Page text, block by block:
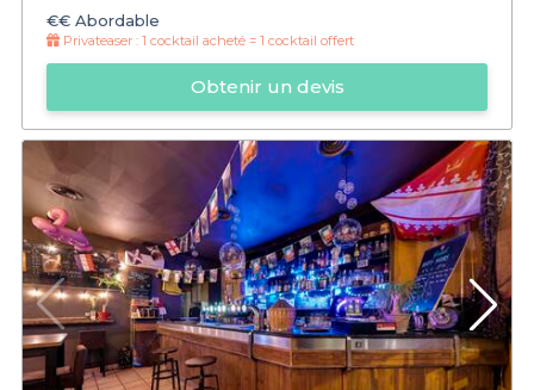
€€ Abordable
Privateaser : 1 cocktail acheté = 1 cocktail offert
Obtenir un devis